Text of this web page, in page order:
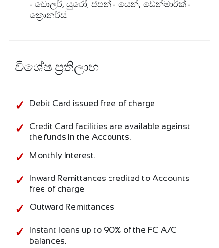
- ඩොලර්, යුරෝ, ජපන් - යෙන්, ඩෙන්මාර්ක් -
ක්‍රොනර්ස්.
විශේෂ ප්‍රතිලාභ
Debit Card issued free of charge
Credit Card facilities are available against
the funds in the Accounts.
Monthly Interest.
Inward Remittances credited to Accounts
free of charge
Outward Remittances
Instant loans up to 90% of the FC A/C
balances.